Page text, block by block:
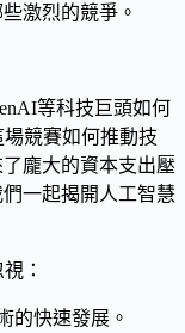
激烈的競爭。
等科技巨頭如何
競賽如何推動技
龐大的資本支出壓
一起揭開人工智慧
：
的快速發展。